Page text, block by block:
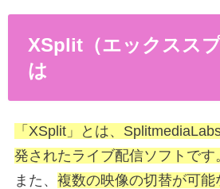
XSplit（エックスス
は
「XSplit」とは、
発されたライブ配信ソフトです
また、 複数の映像の切替が可